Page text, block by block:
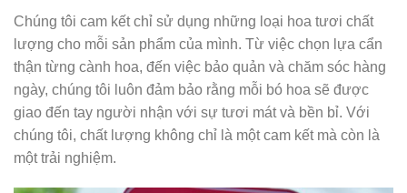
Chúng tôi cam kết chỉ sử dụng những loại hoa tươi chất
lượng cho mỗi sản phẩm của mình. Từ việc chọn lựa cẩn
thận từng cành hoa, đến việc bảo quản và chăm sóc hàng
ngày, chúng tôi luôn đảm bảo rằng mỗi bó hoa sẽ được
giao đến tay người nhận với sự tươi mát và bền bỉ. Với
chúng tôi, chất lượng không chỉ là một cam kết mà còn là
một trải nghiệm.